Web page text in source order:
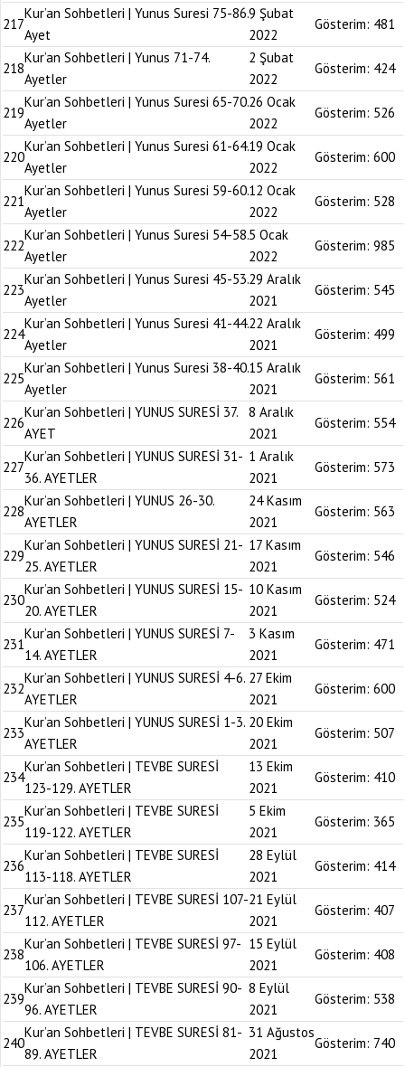
217
Kur’an Sohbetleri | Yunus Suresi 75-86.
Ayet
9 Şubat
2022
Gösterim: 481
218
Kur’an Sohbetleri | Yunus 71-74.
Ayetler
2 Şubat
2022
Gösterim: 424
219
Kur’an Sohbetleri | Yunus Suresi 65-70.
Ayetler
26 Ocak
2022
Gösterim: 526
220
Kur’an Sohbetleri | Yunus Suresi 61-64.
Ayetler
19 Ocak
2022
Gösterim: 600
221
Kur’an Sohbetleri | Yunus Suresi 59-60.
Ayetler
12 Ocak
2022
Gösterim: 528
222
Kur’an Sohbetleri | Yunus Suresi 54-58.
Ayetler
5 Ocak
2022
Gösterim: 985
223
Kur’an Sohbetleri | Yunus Suresi 45-53.
Ayetler
29 Aralık
2021
Gösterim: 545
224
Kur’an Sohbetleri | Yunus Suresi 41-44.
Ayetler
22 Aralık
2021
Gösterim: 499
225
Kur’an Sohbetleri | Yunus Suresi 38-40.
Ayetler
15 Aralık
2021
Gösterim: 561
226
Kur’an Sohbetleri | YUNUS SURESİ 37.
AYET
8 Aralık
2021
Gösterim: 554
227
Kur’an Sohbetleri | YUNUS SURESİ 31-
36. AYETLER
1 Aralık
2021
Gösterim: 573
228
Kur’an Sohbetleri | YUNUS 26-30.
AYETLER
24 Kasım
2021
Gösterim: 563
229
Kur’an Sohbetleri | YUNUS SURESİ 21-
25. AYETLER
17 Kasım
2021
Gösterim: 546
230
Kur’an Sohbetleri | YUNUS SURESİ 15-
20. AYETLER
10 Kasım
2021
Gösterim: 524
231
Kur’an Sohbetleri | YUNUS SURESİ 7-
14. AYETLER
3 Kasım
2021
Gösterim: 471
232
Kur’an Sohbetleri | YUNUS SURESİ 4-6.
AYETLER
27 Ekim
2021
Gösterim: 600
233
Kur’an Sohbetleri | YUNUS SURESİ 1-3.
AYETLER
20 Ekim
2021
Gösterim: 507
234
Kur’an Sohbetleri | TEVBE SURESİ
123-129. AYETLER
13 Ekim
2021
Gösterim: 410
235
Kur’an Sohbetleri | TEVBE SURESİ
119-122. AYETLER
5 Ekim
2021
Gösterim: 365
236
Kur’an Sohbetleri | TEVBE SURESİ
113-118. AYETLER
28 Eylül
2021
Gösterim: 414
237
Kur’an Sohbetleri | TEVBE SURESİ 107-
112. AYETLER
21 Eylül
2021
Gösterim: 407
238
Kur’an Sohbetleri | TEVBE SURESİ 97-
106. AYETLER
15 Eylül
2021
Gösterim: 408
239
Kur’an Sohbetleri | TEVBE SURESİ 90-
96. AYETLER
8 Eylül
2021
Gösterim: 538
240
Kur’an Sohbetleri | TEVBE SURESİ 81-
89. AYETLER
31 Ağustos
2021
Gösterim: 740